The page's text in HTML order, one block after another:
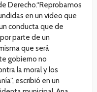
Derecho.“Reprobamos
en un video que
conducta que de
parte de un
que será
gobierno no
la moral y los
escribió en un